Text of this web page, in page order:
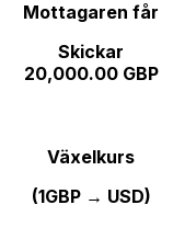
Mottagaren får
Skickar
20,000.00 GBP
Växelkurs
(1GBP → USD)